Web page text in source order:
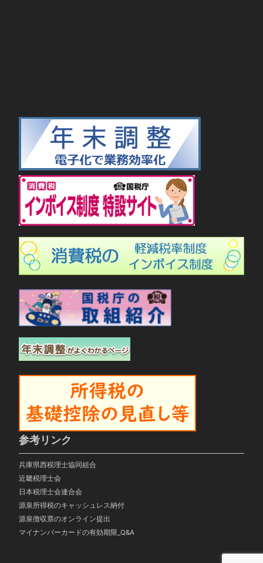
参考リンク
兵庫県西税理士協同組合
近畿税理士会
日本税理士会連合会
源泉所得税のキャッシュレス納付
源泉徴収票のオンライン提出
マイナンバーカードの有効期限_Q&A